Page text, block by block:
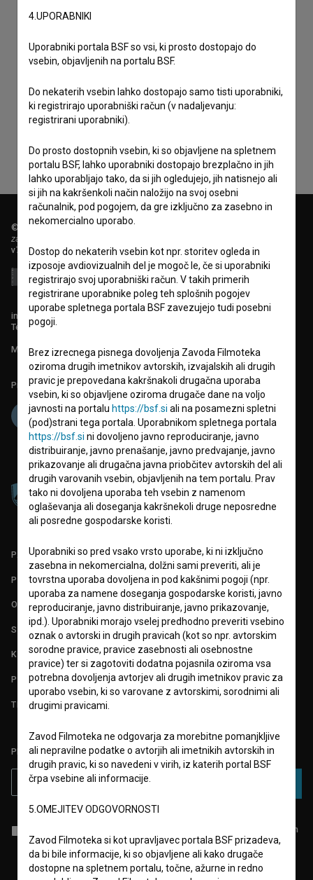
Sprejemamsplošne pogojein dajemsoglasjeza
zbiranje, hrambo in obdelavo osebnih podatkov.
© 2018-2026, Filmoteka,
zavod za širjenje filmske kulture
v7.151.0
info@filmoteka.si
Tehnična pomoč: podpora@bsf.si
Mednarodna številka ISSN 2670-787X
Projekt sofinancira:
PARTNERJI
POGOJI UPORABE
O PROJEKTU
STATISTIKA
KONTAKT
POGOSTA VPRAŠANJA
TEST FUNKCIONALNOSTI
PRIJAVITE SE NA BSF NOVIČNIK:
za zbiranje, hrambo in
obdelavo osebnih podatkov.
4.UPORABNIKI
Uporabniki portala BSF so vsi, ki prosto dostopajo do
vsebin, objavljenih na portalu BSF.
Do nekaterih vsebin lahko dostopajo samo tisti uporabniki,
ki registrirajo uporabniški račun (v nadaljevanju:
registrirani uporabniki).
Do prosto dostopnih vsebin, ki so objavljene na spletnem
portalu BSF, lahko uporabniki dostopajo brezplačno in jih
lahko uporabljajo tako, da si jih ogledujejo, jih natisnejo ali
si jih na kakršenkoli način naložijo na svoj osebni
računalnik, pod pogojem, da gre izključno za zasebno in
nekomercialno uporabo.
Dostop do nekaterih vsebin kot npr. storitev ogleda in
izposoje avdiovizualnih del je mogoč le, če si uporabniki
registrirajo svoj uporabniški račun. V takih primerih
registrirane uporabnike poleg teh splošnih pogojev
uporabe spletnega portala BSF zavezujejo tudi posebni
pogoji.
Brez izrecnega pisnega dovoljenja Zavoda Filmoteka
oziroma drugih imetnikov avtorskih, izvajalskih ali drugih
pravic je prepovedana kakršnakoli drugačna uporaba
vsebin, ki so objavljene oziroma drugače dane na voljo
javnosti na portalu https://bsf.si ali na posamezni spletni
(pod)strani tega portala. Uporabnikom spletnega portala
https://bsf.si ni dovoljeno javno reproduciranje, javno
distribuiranje, javno prenašanje, javno predvajanje, javno
prikazovanje ali drugačna javna priobčitev avtorskih del ali
drugih varovanih vsebin, objavljenih na tem portalu. Prav
tako ni dovoljena uporaba teh vsebin z namenom
oglaševanja ali doseganja kakršnekoli druge neposredne
ali posredne gospodarske koristi.
Uporabniki so pred vsako vrsto uporabe, ki ni izključno
zasebna in nekomercialna, dolžni sami preveriti, ali je
tovrstna uporaba dovoljena in pod kakšnimi pogoji (npr.
uporaba za namene doseganja gospodarske koristi, javno
reproduciranje, javno distribuiranje, javno prikazovanje,
ipd.). Uporabniki morajo vselej predhodno preveriti vsebino
oznak o avtorski in drugih pravicah (kot so npr. avtorskim
sorodne pravice, pravice zasebnosti ali osebnostne
pravice) ter si zagotoviti dodatna pojasnila oziroma vsa
potrebna dovoljenja avtorjev ali drugih imetnikov pravic za
uporabo vsebin, ki so varovane z avtorskimi, sorodnimi ali
drugimi pravicami.
Zavod Filmoteka ne odgovarja za morebitne pomanjkljive
ali nepravilne podatke o avtorjih ali imetnikih avtorskih in
drugih pravic, ki so navedeni v virih, iz katerih portal BSF
črpa vsebine ali informacije.
5.OMEJITEV ODGOVORNOSTI
Zavod Filmoteka si kot upravljavec portala BSF prizadeva,
da bi bile informacije, ki so objavljene ali kako drugače
dostopne na spletnem portalu, točne, ažurne in redno